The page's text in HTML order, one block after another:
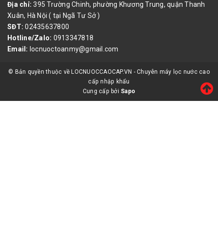
Địa chỉ: 395 Trường Chinh, phường Khương Trung, quận Thanh
Xuân, Hà Nội ( tại Ngã Tư Sở )
SĐT: 02435637800
Hotline/Zalo: 0913347818
Email: locnuoctoanmy@gmail.com
© Bản quyền thuộc về LOCNUOCCAOCAP.VN - Chuyên máy lọc nước cao
cấp nhập khẩu
Cung cấp bởi Sapo